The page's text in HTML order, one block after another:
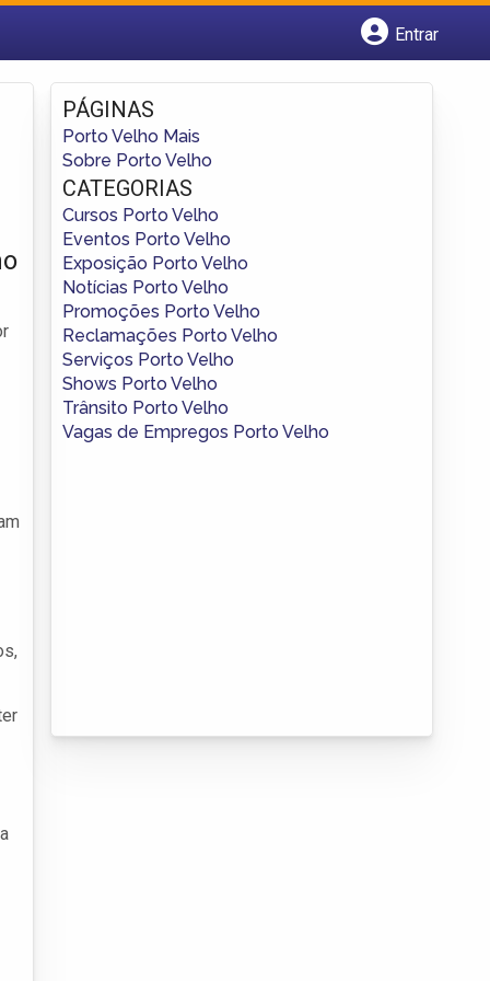
Entrar
Fazer login
Criar conta
PÁGINAS
Porto Velho Mais
Sobre Porto Velho
CATEGORIAS
Cursos Porto Velho
Eventos Porto Velho
Exposição Porto Velho
Notícias Porto Velho
Promoções Porto Velho
Reclamações Porto Velho
Serviços Porto Velho
Shows Porto Velho
Trânsito Porto Velho
Vagas de Empregos Porto Velho